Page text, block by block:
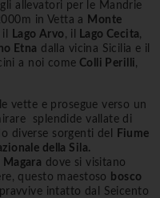
allevatori per le Mandrie
in Vetta a
Monte
Lago Arvo , il Lago Cecita,
Etna dalla vicina Sicilia e il
a noi come Colli Perilli,
vette e prosegue verso un
splendide vallate di
diverse sorgenti del
Fiume
della Sila.
Magara dove si visitano
questo maestoso
bosco
intatto dal Seicento